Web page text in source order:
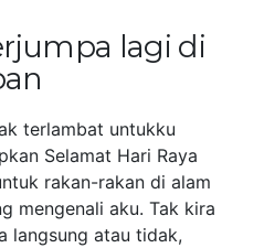
lagi di
terlambat untukku
Selamat Hari Raya
rakan-rakan di alam
mengenali aku. Tak kira
langsung atau tidak,